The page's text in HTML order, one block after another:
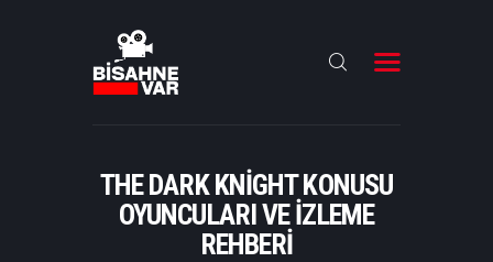
THE DARK KNIGHT KONUSU
OYUNCULARI VE İZLEME
REHBERI
FILMLER
DIZILER